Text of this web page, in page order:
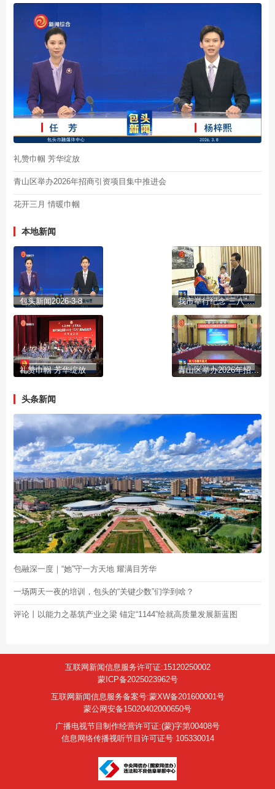
礼赞巾帼 芳华绽放
青山区举办2026年招商引资项目集中推进会
花开三月 情暖巾帼
本地新闻
包头新闻2026-3-8 我市举行纪念“三八”国际妇女节民族音乐会
礼赞巾帼 芳华绽放 青山区举办2026年招商引资项目集中推进会
头条新闻
包融深一度｜“她”守一方天地 耀满目芳华
一场两天一夜的培训，包头的“关键少数”们学到啥？
评论丨以能力之基筑产业之梁 锚定“1144”绘就高质量发展新蓝图
互联网新闻信息服务许可证:15120250002
蒙ICP备2025023962号
互联网新闻信息服务备案号:蒙XW备201600001号
蒙公网安备15020402000650号
广播电视节目制作经营许可证:(蒙)字第00408号
信息网络传播视听节目许可证号 105330014